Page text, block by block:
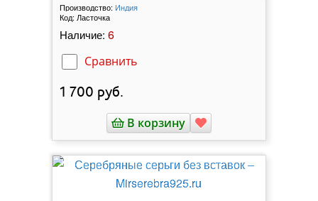
Производство: Индия
Код: Ласточка
Наличие: 6
Сравнить
1 700 руб.
В корзину